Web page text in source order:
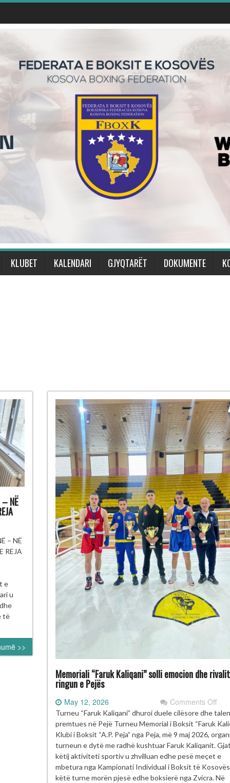
KLUBET KALENDARI GJYQTARËT DOKUMENTE
– NË
– NË
REJA
e
u
të
>>
Memoriali “Faruk Kaliqani” solli emocion dhe
ringun e Pejës
May 12, 2026 Comments Offon
solli
dhe
Turneu “Faruk Kaliqani” dhuroi duele cilësore dhe
premtues në Pejë Turneu Memorial i Boksit “Faruk
Klubi i Boksit “A.P. Peja” nga Peja, më 9 maj 2026,
turneun e dytë me radhë kushtuar Faruk Kaliqanit.
këtij aktiviteti sportiv u zhvilluan edhe pesë meçet e
mbetura nga Kampionati Individual i Boksit të
këtë turne morën pjesë edhe boksierë nga Zvicra. Në